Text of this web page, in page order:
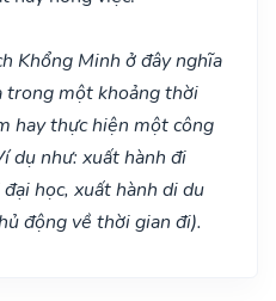
Khổng Minh ở đây nghĩa
trong một khoảng thời
hay thực hiện một công
dụ như: xuất hành đi
học, xuất hành di du
động về thời gian đi).